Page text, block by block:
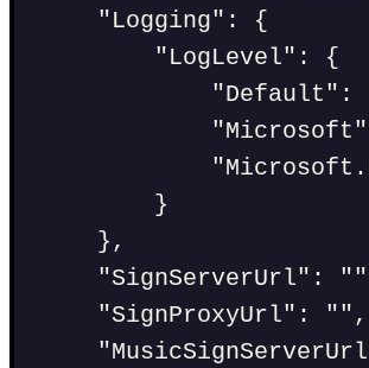
"Logging" :
{
"LogLevel" :
{
"Default" :
"Microsoft"
"
}
},
"SignServerUrl" : ""
"SignProxyUrl" : "" ,
"MusicSignServerUrl